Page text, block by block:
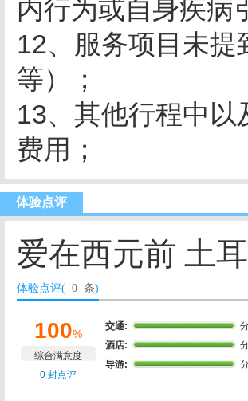
内行为或自身疾病
12、服务项目未
等）；
13、其他行程中以
费用；
体验点评
爱在西元前 土
体验点评( 0 条)
100%
综合满意度
0 封点评
交通:
酒店:
导游: